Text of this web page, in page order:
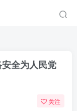
安全为人民党
关注